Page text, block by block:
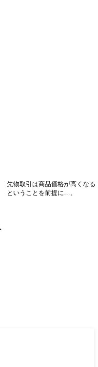
先物取引は商品価格が高くなる
ということを前提に…。